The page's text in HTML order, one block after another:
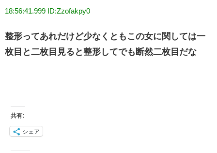
18:56:41.999 ID:Zzofakpy0
整形ってあれだけど少なくともこの女に関しては一
枚目と二枚目見ると整形してでも断然二枚目だな
共有:
シェア